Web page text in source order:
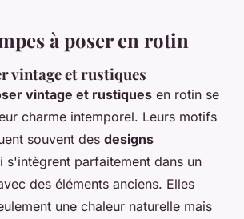
à poser en rotin
vintage et rustiques
vintage et rustiques en rotin se
charme intemporel. Leurs motifs
souvent des designs
s'intègrent parfaitement dans un
des éléments anciens. Elles
une chaleur naturelle mais